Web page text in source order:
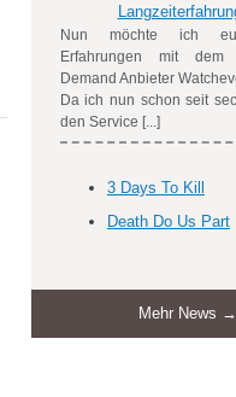
Nun möchte ich
Erfahrungen mit
Demand Anbieter
Da ich nun schon seit
den Service [...]
3 Days To Kill
Death Do Us Part
Mehr News →